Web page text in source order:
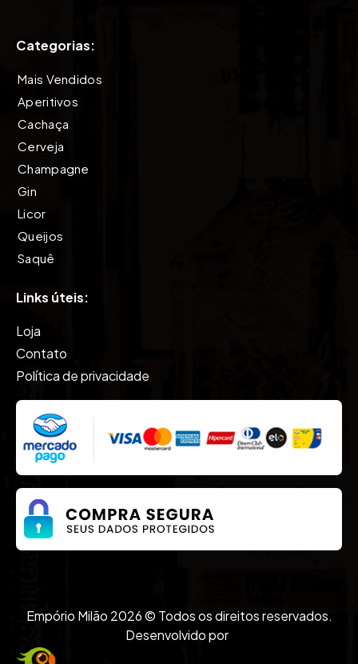
Categorias:
Mais Vendidos
Aperitivos
Cachaça
Cerveja
Champagne
Gin
Licor
Queijos
Saquê
Vinho
Vodkas
Whisky
Links úteis:
Loja
Contato
Política de privacidade
Empório Milão 2026 © Todos os direitos reservados.
Desenvolvido por